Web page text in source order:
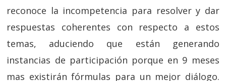
reconoce la incompetencia para resolver y dar
respuestas coherentes con respecto a estos
temas, aduciendo que están generando
instancias de participación porque en 9 meses
mas existirán fórmulas para un mejor diálogo.